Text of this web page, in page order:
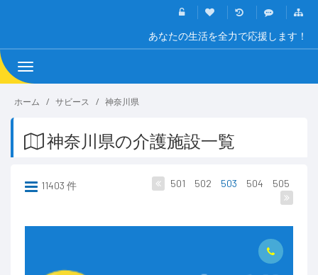
あなたの生活を全力で応援します！
Toggle
navigation
ホーム サビース 神奈川県
神奈川県の介護施設一覧
11403 件 501 502 503 504 505